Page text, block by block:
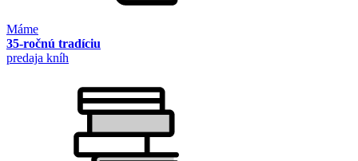
Máme
35-ročnú tradíciu
predaja kníh